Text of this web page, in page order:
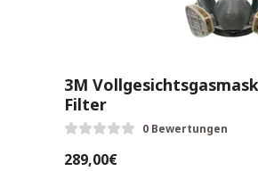
3M
Filter
0 Bewertungen
289,00€